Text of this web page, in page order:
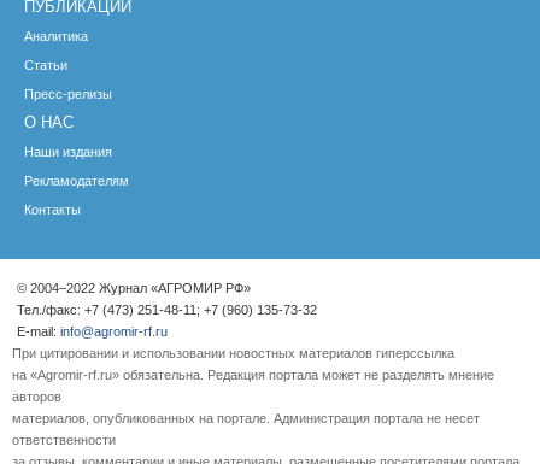
ПУБЛИКАЦИИ
Аналитика
Статьи
Пресс-релизы
О НАС
Наши издания
Рекламодателям
Контакты
© 2004–2022 Журнал «АГРОМИР РФ»
Тел./факс: +7 (473) 251-48-11; +7 (960) 135-73-32
E-mail: info@agromir-rf.ru
При цитировании и использовании новостных материалов гиперссылка
на «Agromir-rf.ru» обязательна. Редакция портала может не разделять мнение
авторов
материалов, опубликованных на портале. Администрация портала не несет
ответственности